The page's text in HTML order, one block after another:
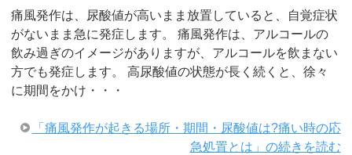
痛風発作は、尿酸値が高いまま放置していると、自覚症状
がないまま急に発症します。 痛風発作は、アルコールの
飲み過ぎのイメージがありますが、アルコールを飲まない
方でも発症します。 高尿酸値の状態が長く続くと、徐々
に期間をかけ・・・
「痛風発作が起きる場所・期間・尿酸値は?痛い時の応
急処置とは」の続きを読む